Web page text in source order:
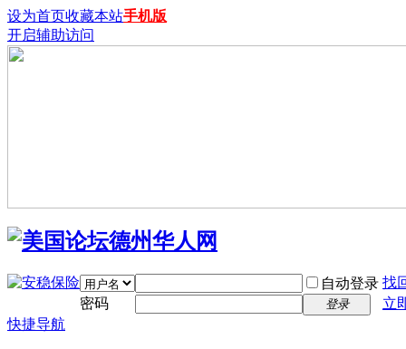
设为首页收藏本站手机版
开启辅助访问
自动登录 找
密码
登录
立
快捷导航